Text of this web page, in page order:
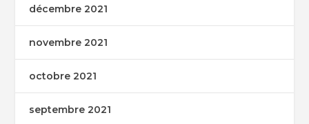
décembre 2021
novembre 2021
octobre 2021
septembre 2021